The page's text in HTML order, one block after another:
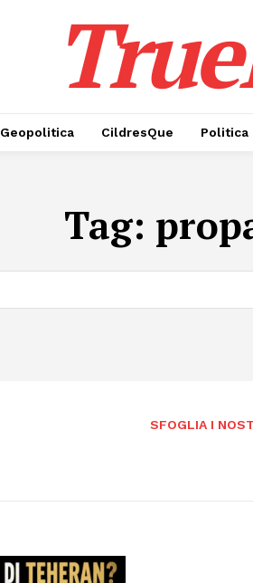
Geopolitica CildresQue Politica
Tag:
SFOGLIA I